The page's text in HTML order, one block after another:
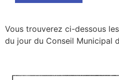
Vous trouverez ci-dessous
du jour du Conseil Municipal